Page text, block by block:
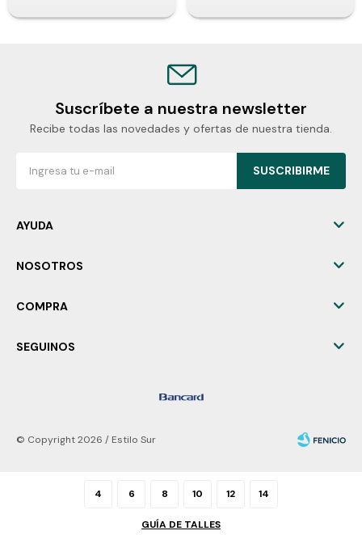
4 6 8 10 12 14
GUÍA DE TALLES
Suscríbete a nuestra newsletter
Recibe todas las novedades y ofertas de nuestra tienda.
SUSCRIBIRME
AYUDA
NOSOTROS
COMPRA
SEGUINOS
© Copyright 2026 / Estilo Sur